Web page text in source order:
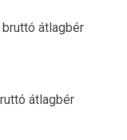
átlagbér
átlagbér